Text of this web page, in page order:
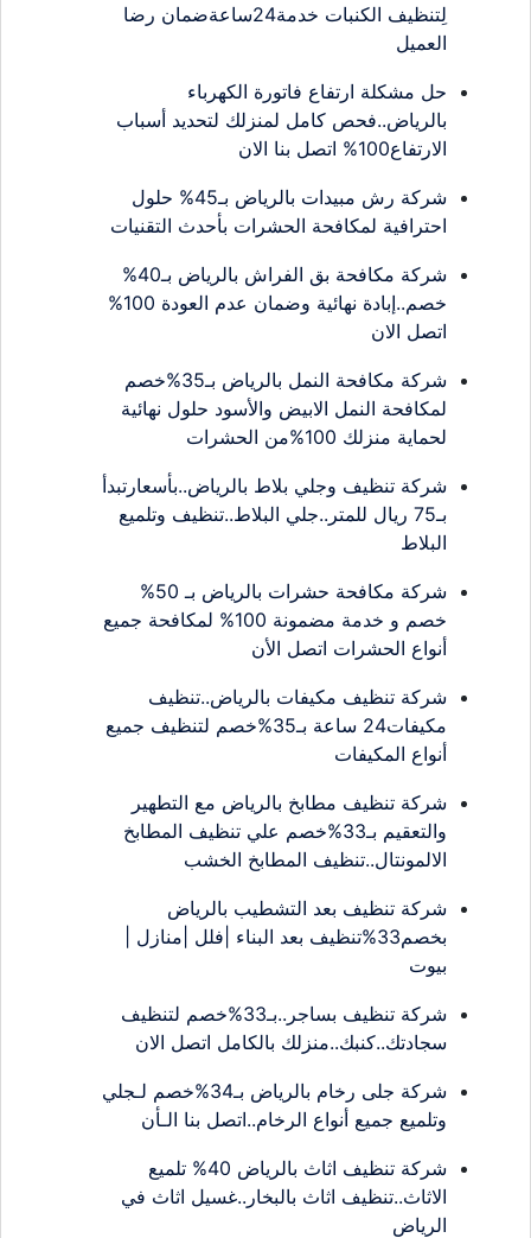
لِتنظيف الكنبات خدمة24ساعةضمان رضا
العميل
حل مشكلة ارتفاع فاتورة الكهرباء
بالرياض..فحص كامل لمنزلك لتحديد أسباب
الارتفاع100% اتصل بنا الان
شركة رش مبيدات بالرياض بـ45% حلول
احترافية لمكافحة الحشرات بأحدث التقنيات
شركة مكافحة بق الفراش بالرياض بـ40%
خصم..إبادة نهائية وضمان عدم العودة 100%
اتصل الان
شركة مكافحة النمل بالرياض بـ35%خصم
لمكافحة النمل الابيض والأسود حلول نهائية
لحماية منزلك 100%من الحشرات
شركة تنظيف وجلي بلاط بالرياض..بأسعارتبدأ
بـ75 ريال للمتر..جلي البلاط..تنظيف وتلميع
البلاط
شركة مكافحة حشرات بالرياض بـ 50%
خصم و خدمة مضمونة 100% لمكافحة جميع
أنواع الحشرات اتصل الأن
شركة تنظيف مكيفات بالرياض..تنظيف
مكيفات24 ساعة بـ35%خصم لتنظيف جميع
أنواع المكيفات
شركة تنظيف مطابخ بالرياض مع التطهير
والتعقيم بـ33%خصم علي تنظيف المطابخ
الالمونتال..تنظيف المطابخ الخشب
شركة تنظيف بعد التشطيب بالرياض
بخصم33%تنظيف بعد البناء |فلل |منازل |
بيوت
شركة تنظيف بساجر..بـ33%خصم لتنظيف
سجادتك..كنبك..منزلك بالكامل اتصل الان
شركة جلى رخام بالرياض بـ34%خصم لـجلي
وتلميع جميع أنواع الرخام..اتصل بنا الـأن
شركة تنظيف اثاث بالرياض 40% تلميع
الاثاث..تنظيف اثاث بالبخار..غسيل اثاث في
الرياض